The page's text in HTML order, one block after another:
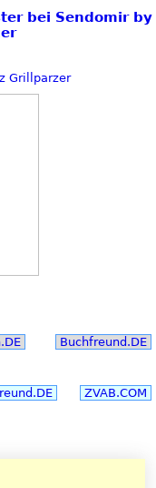
bei Sendomir by
Grillparzer
Buchfreund.DE
ZVAB.COM